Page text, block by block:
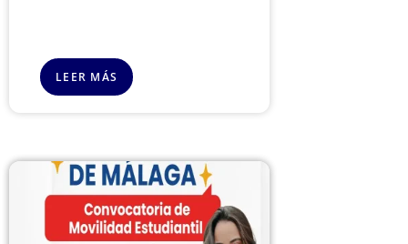
LEER MÁS